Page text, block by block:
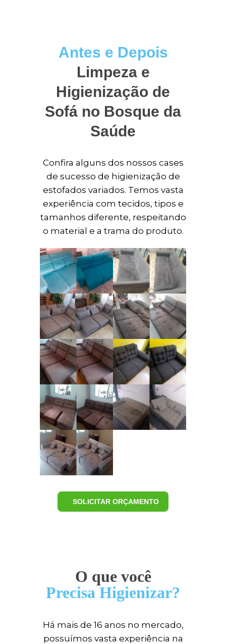
Antes e Depois
Limpeza e
Higienização de
Sofá no Bosque da
Saúde
Confira alguns dos nossos cases
de sucesso de higienização de
estofados variados. Temos vasta
experiência com tecidos, tipos e
tamanhos diferente, respeitando
o material e a trama do produto.
SOLICITAR ORÇAMENTO
O que você
Precisa Higienizar?
Há mais de 16 anos no mercado,
possuímos vasta experiência na